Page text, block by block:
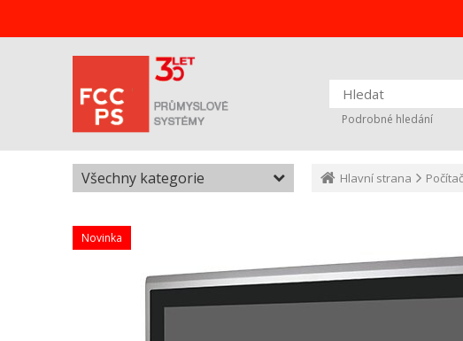
Podrobné hledání
Všechny kategorie Hlavní strana
Novinka